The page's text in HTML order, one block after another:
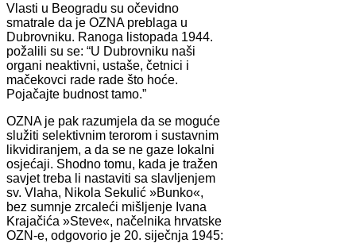
Vlasti u Beogradu su očevidno
smatrale da je OZNA preblaga u
Dubrovniku. Ranoga listopada 1944.
požalili su se: “U Dubrovniku naši
organi neaktivni, ustaše, četnici i
mačekovci rade rade što hoće.
Pojačajte budnost tamo.”
OZNA je pak razumjela da se moguće
služiti selektivnim terorom i sustavnim
likvidiranjem, a da se ne gaze lokalni
osjećaji. Shodno tomu, kada je tražen
savjet treba li nastaviti sa slavljenjem
sv. Vlaha, Nikola Sekulić »Bunko«,
bez sumnje zrcaleći mišljenje Ivana
Krajačića »Steve«, načelnika hrvatske
OZN-e, odgovorio je 20. siječnja 1945: